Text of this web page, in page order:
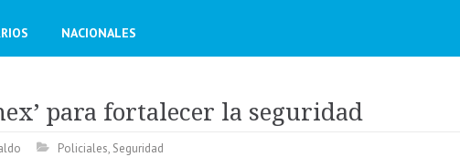
NACIONALES
para fortalecer la seguridad
Policiales, Seguridad